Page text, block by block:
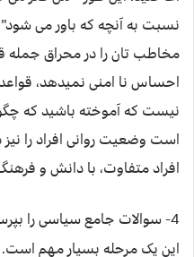
نسبت به آنچه که باور می شود”.
مخاطب تان را در محراق جمله
احساس نا امنی نمیدهد،
نیست که آموخته باشید که
است وضعیت روانی افراد را نیز
افراد متفاوت، با دانش و
4- سوالات جامع سیاسی را بپرسید.
این یک مرحله بسیار مهم است.